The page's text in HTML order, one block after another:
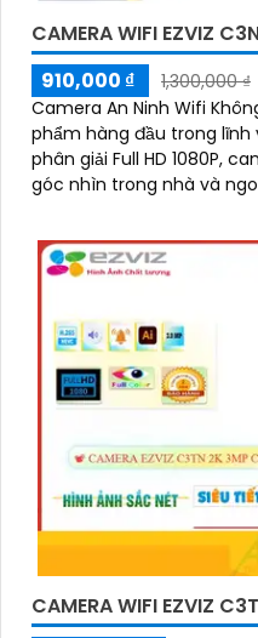
CAMERA WIFI EZVIZ
910,000 ₫
1,300,000 ₫
Camera An Ninh Wifi
phẩm hàng đầu trong lĩnh
phân giải Full HD 1080P,
góc nhìn trong nhà và
CAMERA WIFI EZVIZ